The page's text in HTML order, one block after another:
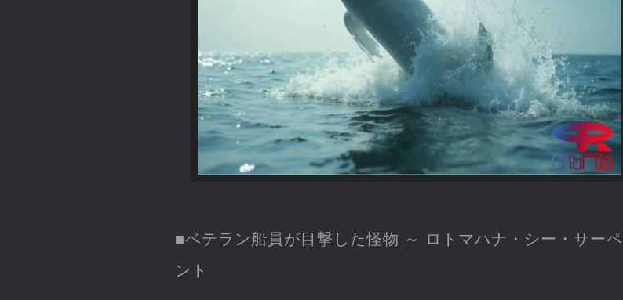
■ベテラン船員が目撃した怪物 ～ ロトマハナ・シー・サーペ
ント